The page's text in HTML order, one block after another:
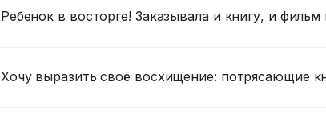
Ребенок в восторге! Заказывала и книгу, и
Хочу выразить своё восхищение: потрясающие